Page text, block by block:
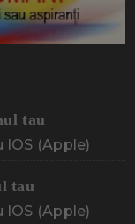
tau
IOS (Apple)
tau
IOS (Apple)